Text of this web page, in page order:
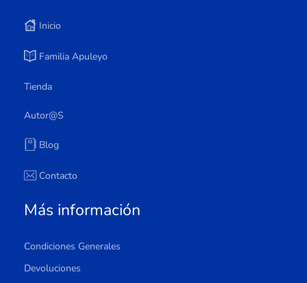
Inicio
Familia Apuleyo
Tienda
Autor@s
Blog
Contacto
Más información
Condiciones Generales
Devoluciones